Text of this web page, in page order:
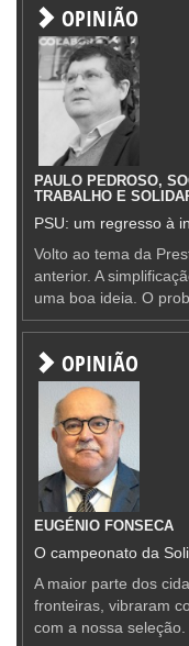
OPINIÃO
PAULO PEDROSO,
TRABALHO E
PSU: um regresso à
Volto ao tema da
anterior. A
uma boa ideia. O
OPINIÃO
EUGÉNIO FONSECA
O campeonato da
A maior parte dos
fronteiras, vibraram
com a nossa seleção.